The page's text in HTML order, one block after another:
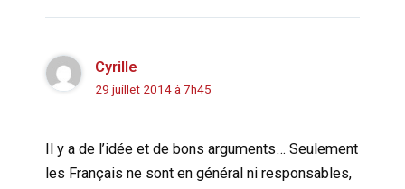
Cyrille
29 juillet 2014 à 7h45
Il y a de l’idée et de bons arguments… Seulement
les Français ne sont en général ni responsables,